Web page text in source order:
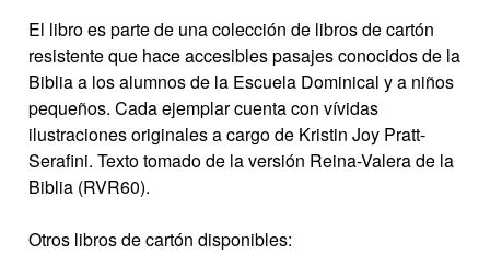
El libro es parte de una colección de libros de cartón
resistente que hace accesibles pasajes conocidos de la
Biblia a los alumnos de la Escuela Dominical y a niños
pequeños. Cada ejemplar cuenta con vívidas
ilustraciones originales a cargo de Kristin Joy Pratt-
Serafini. Texto tomado de la versión Reina-Valera de la
Biblia (RVR60).
Otros libros de cartón disponibles: